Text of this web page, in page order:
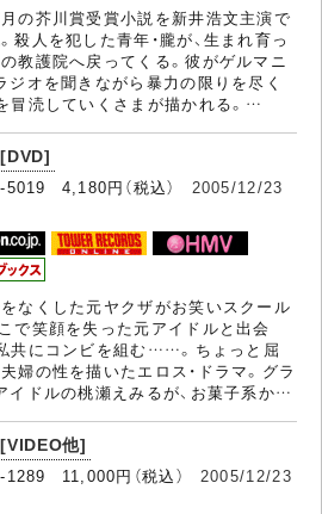
の芥川賞受賞小説を新井浩文主演で
殺人を犯した青年・朧が、生まれ育っ
教護院へ戻ってくる。彼がゲルマニ
ジオを聞きながら暴力の限りを尽く
冒涜していくさまが描かれる。…
5019 4,180円（税込） 2005/12/23
なくした元ヤクザがお笑いスクール
で笑顔を失った元アイドルと出会
共にコンビを組む……。ちょっと屈
婦の性を描いたエロス・ドラマ。グラ
イドルの桃瀬えみるが、お菓子系か…
他]
1289 11,000円（税込） 2005/12/23